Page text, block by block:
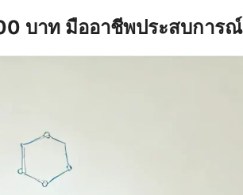
บาท มืออาชีพประสบการณ์